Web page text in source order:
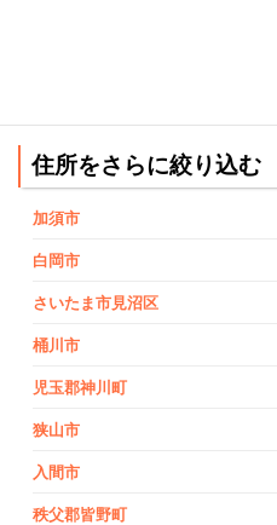
住所をさらに絞り込む
加須市
白岡市
さいたま市見沼区
桶川市
児玉郡神川町
狭山市
入間市
秩父郡皆野町